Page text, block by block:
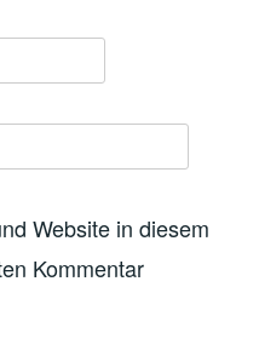
Website in diesem
Kommentar